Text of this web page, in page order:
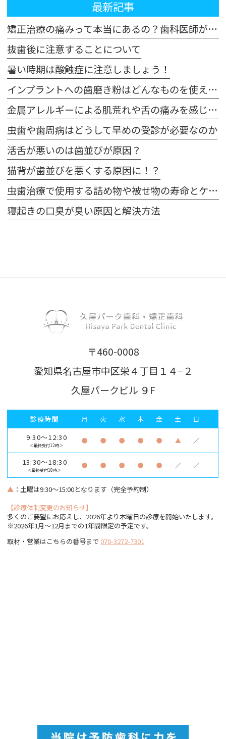
最新記事
矯正治療の痛みって本当にあるの？歯科医師が解説！体験談も交えてご紹介します
抜歯後に注意することについて
暑い時期は酸蝕症に注意しましょう！
インプラントへの歯磨き粉はどんなものを使えばいいの？
金属アレルギーによる肌荒れや舌の痛みを感じた場合は注意が必要です
虫歯や歯周病はどうして早めの受診が必要なのか
活舌が悪いのは歯並びが原因？
猫背が歯並びを悪くする原因に！？
虫歯治療で使用する詰め物や被せ物の寿命とケア方法
寝起きの口臭が臭い原因と解決方法
〒460-0008
愛知県名古屋市中区栄４丁目１４−２
久屋パークビル ９F
診療時間 月 火 水 木 金 土
日
9:30～12:30
＜最終受付12時＞
● ● ● ● ● ▲ ／
13:30～18:30
＜最終受付18時＞
● ● ● ● ● ／ ／
▲ ：土曜は9:30～15:00となります（完全予約制）
【診療体制変更のお知らせ】
多くのご要望にお応えし、2026年より木曜日の診療を開始いたします。
※2026年1月〜12月までの1年間限定の予定です。
取材・営業はこちらの番号まで 070-3272-7301